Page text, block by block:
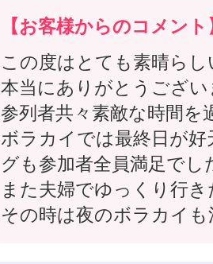
【お客様からのコメント
この度はとても素晴ら
本当にありがとうござ
参列者共々素敵な時間を
ボラカイでは最終日が
グも参加者全員満足でし
また夫婦でゆっくり行
その時は夜のボラカイ